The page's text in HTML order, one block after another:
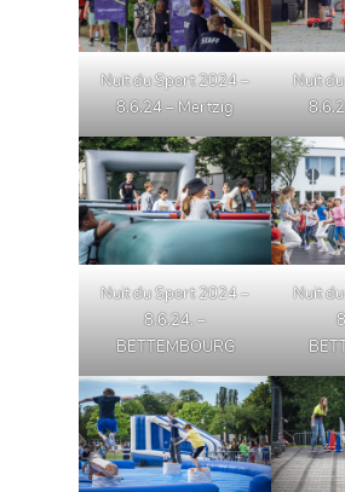
Nuit du Sport 2024 –
8.6.24 – Mertzig
Nuit
Nuit du Sport 2024 –
8.6.24. –
BETTEMBOURG
Nuit